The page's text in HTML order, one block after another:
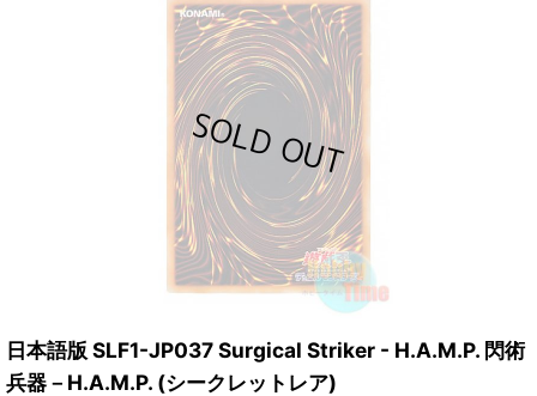
日本語版 SLF1-JP037 Surgical Striker - H.A.M.P. 閃術
兵器－H.A.M.P. (シークレットレア)